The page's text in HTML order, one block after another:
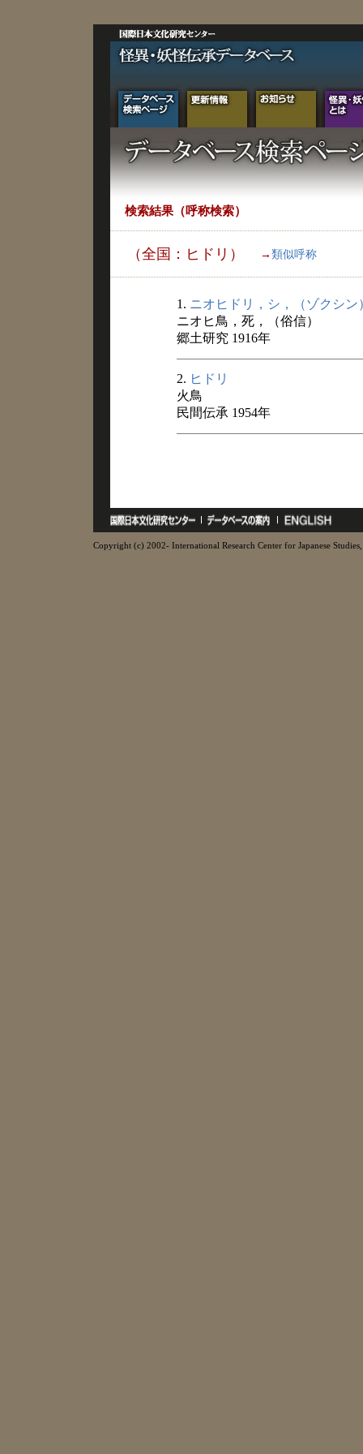
検索結果（呼称検索）
（全国：ヒドリ） → 類似呼称
1. ニオヒドリ，シ，（ゾクシン
ニオヒ鳥，死，（俗信）
郷土研究 1916年
2. ヒドリ
火鳥
民間伝承 1954年
Copyright (c) 2002- International Research Center for Japanese